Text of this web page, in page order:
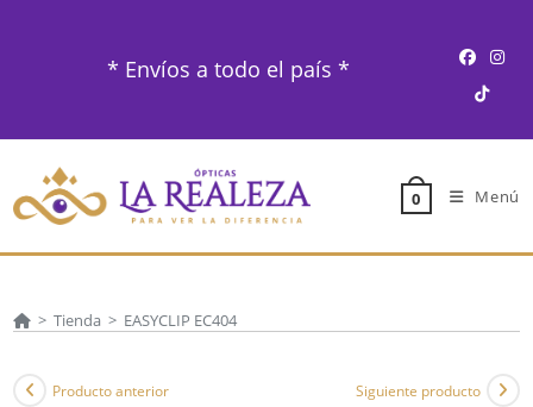
* Envíos a todo el país *
0 Menú
> Tienda > EASYCLIP EC404
Producto anterior Siguiente producto